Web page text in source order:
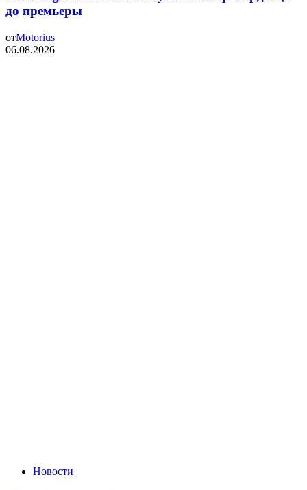
до премьеры
отMotorius
06.08.2026
Новости